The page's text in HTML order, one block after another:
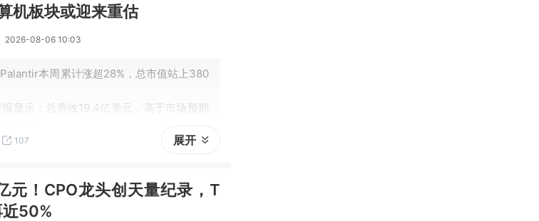
机板块或迎来重估
2026-08-06 10:03
本周累计涨超28%，总市值站上380
显示：总营收19.4亿美元，高于市场预期
斯·卡普将本季度描述为“超乎想象”，并表
107 展开
元！CPO龙头创天量纪录，T
50%